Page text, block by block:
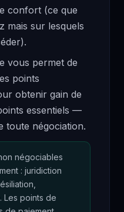
confort (ce que
mais sur lesquels
vous permet de
points
obtenir gain de
essentiels —
toute négociation.
négociables
: juridiction
Les points de